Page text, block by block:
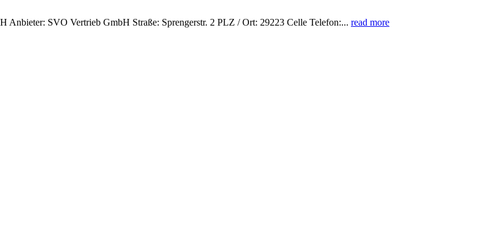
Anbieter: SVO Vertrieb GmbH Straße: Sprengerstr. 2 PLZ / Ort: 29223 Celle Telefon:... read more